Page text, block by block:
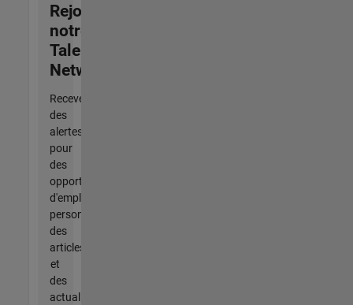
Rejoignez
notre
Talent
Network
Recevez
des
alertes
pour
des
opportunités
d'emploi
personnalisées,
des
articles
et
des
actualités